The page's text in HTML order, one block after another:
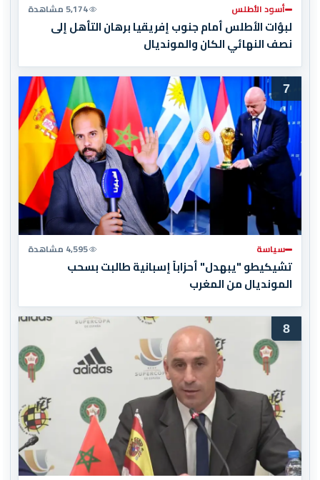
أسود الأطلس 5,174 مشاهدة
لبؤات الأطلس أمام جنوب إفريقيا برهان التأهل إلى
نصف النهائي الكان والمونديال
7
سياسة 4,595 مشاهدة
تشيكيطو "يبهدل" أحزاباً إسبانية طالبت بسحب
المونديال من المغرب
8